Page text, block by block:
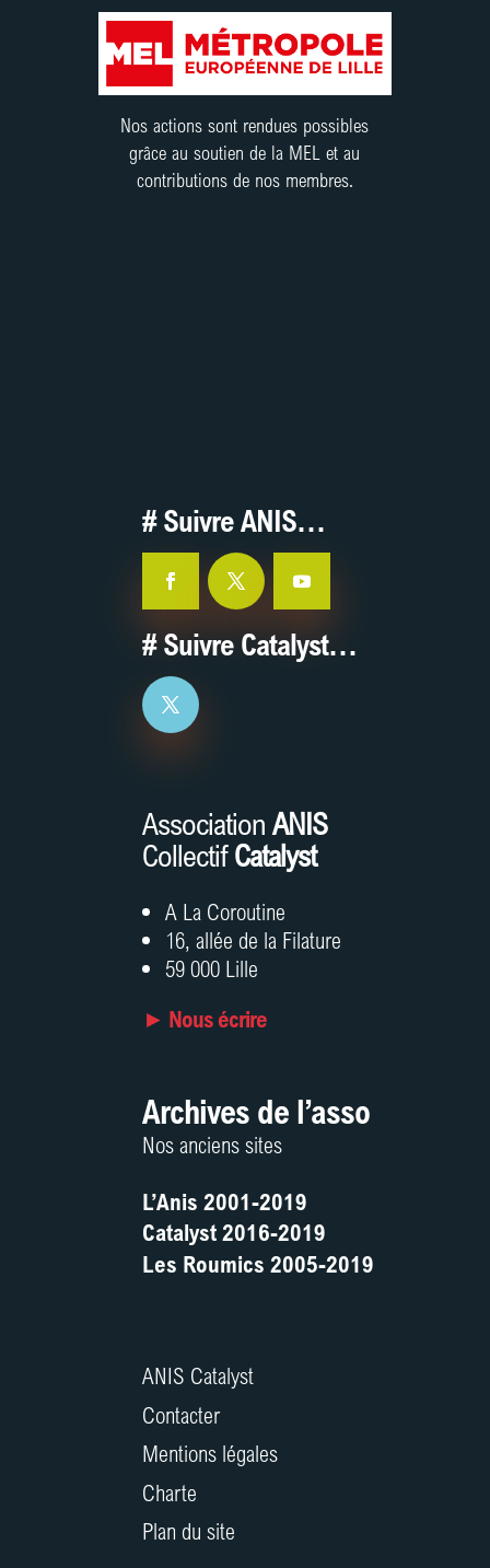
Nos actions sont rendues possibles
grâce au soutien de la MEL et au
contributions de nos membres.
# Suivre ANIS…
# Suivre Catalyst…
Association ANIS
CollectifCatalyst
A La Coroutine
16, allée de la Filature
59 000 Lille
► Nous écrire
Archives de l’asso
Nos anciens sites
L’Anis 2001-2019
Catalyst 2016-2019
Les Roumics 2005-2019
ANIS Catalyst
Contacter
Mentions légales
Charte
Plan du site